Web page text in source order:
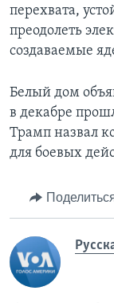
перехвата,
преодолеть
создаваемые
Белый дом
в декабре
Трамп назвал
для боевых